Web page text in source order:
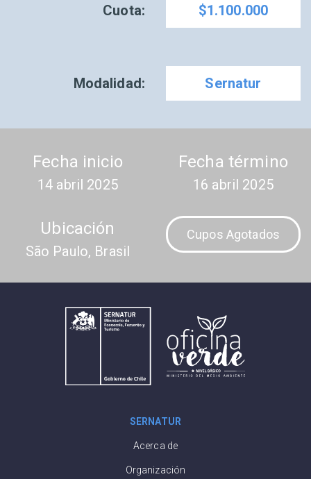
Cuota: $1.100.000
Modalidad: Sernatur
Fecha inicio
14 abril 2025
Fecha término
16 abril 2025
Ubicación
São Paulo, Brasil
Cupos Agotados
SERNATUR
Acerca de
Organización